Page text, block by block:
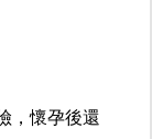
，懷孕後還